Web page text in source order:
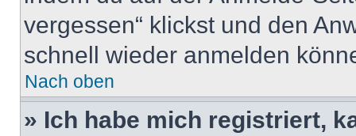
vergessen“ klickst und den
schnell wieder anmelden
Nach oben
» Ich habe mich registriert,